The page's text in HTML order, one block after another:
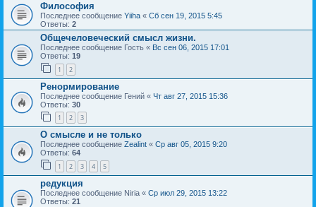
Философия
Последнее сообщение Yiiha « Сб сен 19, 2015 5:45
Ответы: 2
Общечеловеческий смысл жизни.
Последнее сообщение Гость « Вс сен 06, 2015 17:01
Ответы: 19
1 2
Ренормирование
Последнее сообщение Гений « Чт авг 27, 2015 15:36
Ответы: 30
1 2 3
О смысле и не только
Последнее сообщение Zealint « Ср авг 05, 2015 9:20
Ответы: 64
1 2 3 4 5
редукция
Последнее сообщение Niria « Ср июл 29, 2015 13:22
Ответы: 21